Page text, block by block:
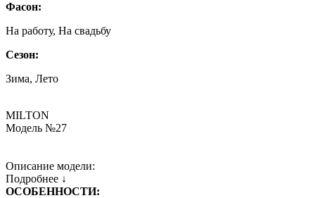
Фасон:
На работу, На свадьбу
Сезон:
Зима, Лето
MILTON
Модель №27
Описание модели:
Подробнее ↓
ОСОБЕННОСТИ: